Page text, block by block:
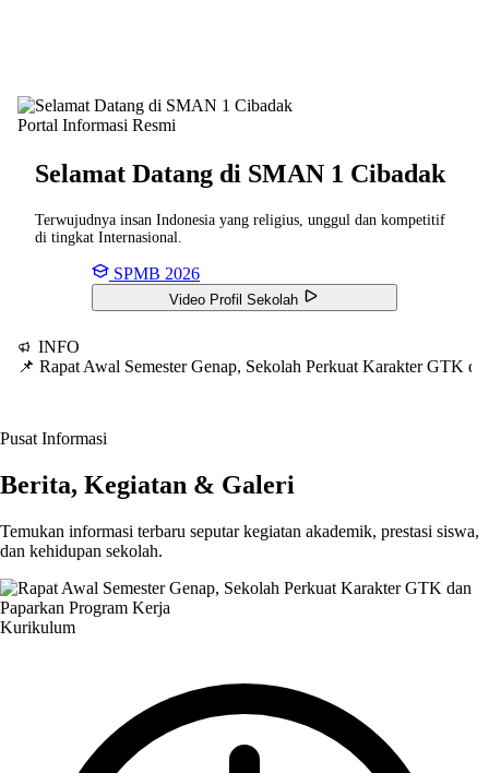
Portal Informasi Resmi
Selamat Datang di SMAN 1 Cibadak
Terwujudnya insan Indonesia yang religius, unggul dan kompetitif
di tingkat Internasional.
SPMB 2026
Video Profil Sekolah
INFO
📌 Rapat Awal Semester Genap, Sekolah Perkuat Karakter GTK
Pusat Informasi
Berita, Kegiatan & Galeri
Temukan informasi terbaru seputar kegiatan akademik, prestasi siswa,
dan kehidupan sekolah.
Kurikulum